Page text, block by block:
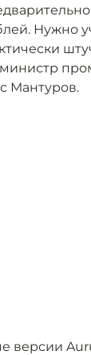
Нужно
Мантуров.
версии